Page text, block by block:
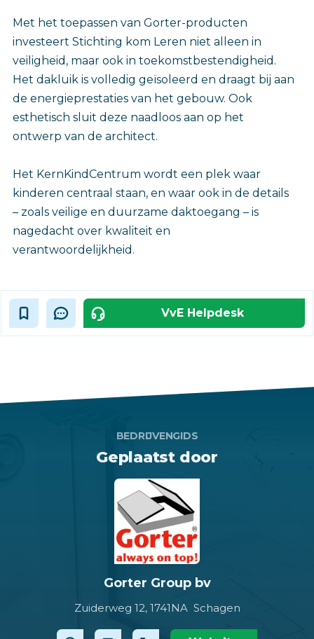
Met het toepassen van Gorter-producten
investeert Stichting kom Leren niet alleen in
veiligheid, maar ook in toekomstbestendigheid.
Het dakluik is volledig geïsoleerd en draagt bij aan
de energieprestaties van het gebouw. Ook
esthetisch sluit deze naadloos aan op het
ontwerp van de architect.
Het KernKindCentrum wordt een plek waar
kinderen centraal staan, en waar ook in de details
– zoals veilige en duurzame daktoegang – is
nagedacht over kwaliteit en
verantwoordelijkheid.‎
VvE Helpdesk
BEDRIJVENGIDS
Geplaatst door
Gorter Group bv
Zuiderweg 12, 1741NA Schagen